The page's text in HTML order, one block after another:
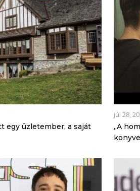
egy üzletember, a saját
júl 28,
„A